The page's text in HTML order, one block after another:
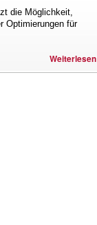
die Möglichkeit,
Optimierungen für
Weiterlesen